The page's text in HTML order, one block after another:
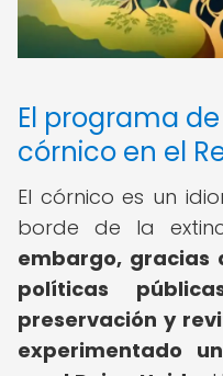
El programa
córnico en el
El córnico es un
borde de la
embargo, gracias
políticas
preservación y
experimentado